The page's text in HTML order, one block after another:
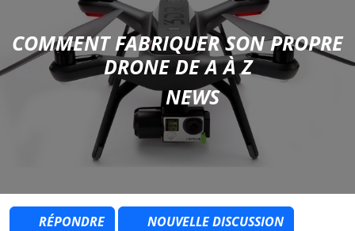
COMMENT FABRIQUER SON PROPRE
DRONE DE A À Z
NEWS
RÉPONDRE NOUVELLE DISCUSSION